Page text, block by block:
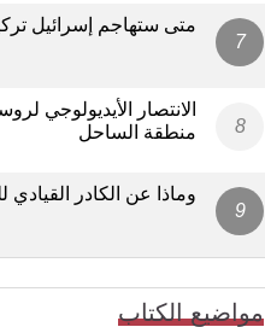
متى ستهاجم إسرائيل
الانتصار الأيديولوجي
منطقة الساحل
وماذا عن الكادر القيادي
مواضيع الكتاب